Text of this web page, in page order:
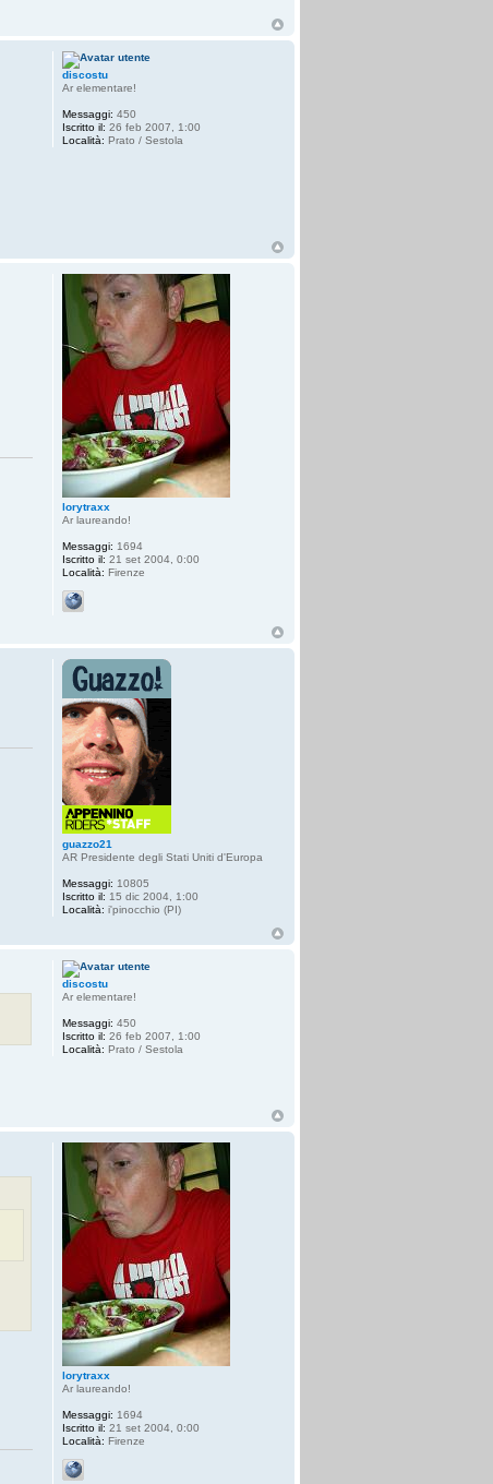
discostu
Ar elementare!
Messaggi: 450
Iscritto il: 26 feb 2007, 1:00
Località: Prato / Sestola
lorytraxx
Ar laureando!
Messaggi: 1694
Iscritto il: 21 set 2004, 0:00
Località: Firenze
guazzo21
AR Presidente degli Stati Uniti d'Europa
Messaggi: 10805
Iscritto il: 15 dic 2004, 1:00
Località: i'pinocchio (PI)
discostu
Ar elementare!
Messaggi: 450
Iscritto il: 26 feb 2007, 1:00
Località: Prato / Sestola
lorytraxx
Ar laureando!
Messaggi: 1694
Iscritto il: 21 set 2004, 0:00
Località: Firenze